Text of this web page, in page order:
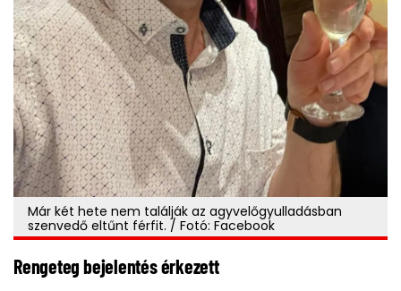
Már két hete nem találják az agyvelőgyulladásban
szenvedő eltűnt férfit. / Fotó: Facebook
Rengeteg bejelentés érkezett